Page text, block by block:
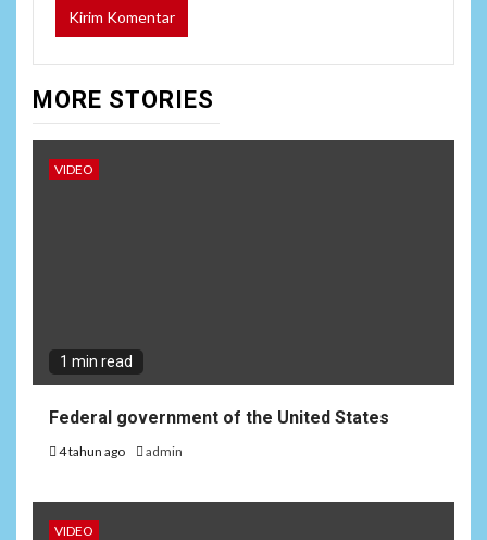
MORE STORIES
VIDEO
1 min read
Federal government of the United States
4 tahun ago admin
VIDEO